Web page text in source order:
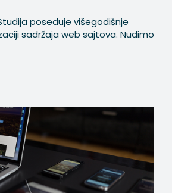
poseduje višegodišnje
sadržaja web sajtova. Nudimo